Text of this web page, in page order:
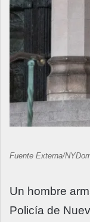
Fuente Externa/
Un hombre
Policía de